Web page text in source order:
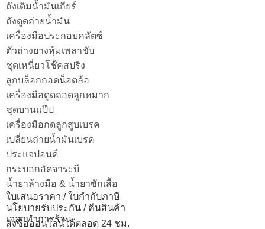
ถังเติมน้ำมันเกียร์
ถังดูดถ่ายน้ำมัน
เครื่องมือประกอบคลัตซ์
ตัวถ่างยางหุ้มเพลาขับ
ชุดเหนี่ยวโช๊คสปริง
ลูกบล็อกถอดน็อตล้อ
เครื่องมือดูดถอดลูกหมาก
ชุดบานแป๊ป
เครื่องมือกดลูกสูบเบรค
เปลี่ยนถ่ายน้ำมันเบรค
ประแจปอนด์
กระบอกอัดจาระบี
น้ำยาล้างมือ & น้ำยาซักเสื้อ
ใบเสนอราคา / ใบกำกับภาษี
นโยบายรับประกัน / คืนสินค้า
เวลาทำการร้าน
สั่งซื้อออนไลน์ได้ตลอด 24 ชม.